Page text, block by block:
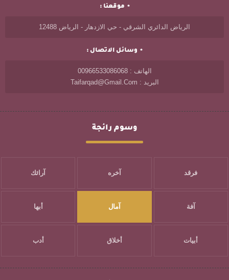
موقعنا :
الرياض الدائري الشرقي - حي الازدهار - الرياض 12488
وسائل الاتصال :
الهاتف : 00966533086068
البريد : Taifarqad@gmail.com
وسوم رائجة
فرقد آخره آرائك
آفة آمال أبها
أبيات أخلاق أدب